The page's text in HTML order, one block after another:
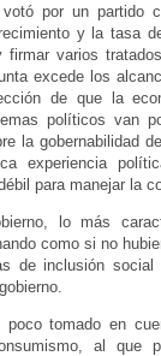
por un partido
y la tasa
firmar varios
excede los
de que la
políticos van
la gobernabilidad
experiencia
para manejar la
lo más
como si no
de inclusión social
poco tomado en
al que